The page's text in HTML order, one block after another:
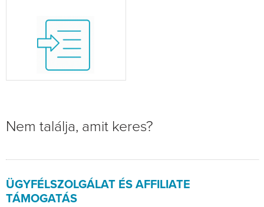
Nem találja, amit keres?
ÜGYFÉLSZOLGÁLAT ÉS AFFILIATE
TÁMOGATÁS